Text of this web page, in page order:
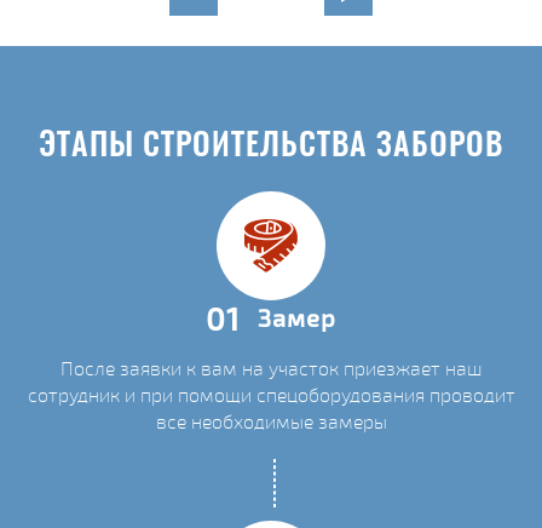
ЭТАПЫ СТРОИТЕЛЬСТВА ЗАБОРОВ
01 Замер
После заявки к вам на участок приезжает наш
сотрудник и при помощи спецоборудования проводит
все необходимые замеры